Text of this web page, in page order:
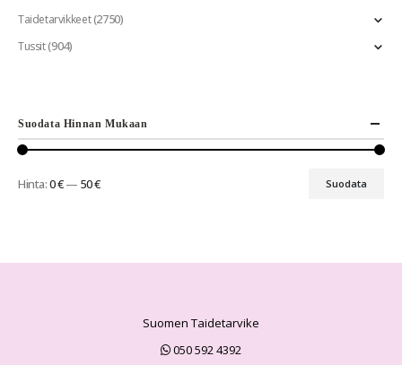
Taidetarvikkeet(2750)
Tussit(904)
Suodata Hinnan Mukaan
Suodata
Hinta:0 €— 50 €
Suomen Taidetarvike
050 592 4392